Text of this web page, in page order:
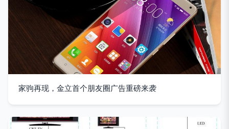
家驹再现，金立首个朋友圈广告重磅来袭